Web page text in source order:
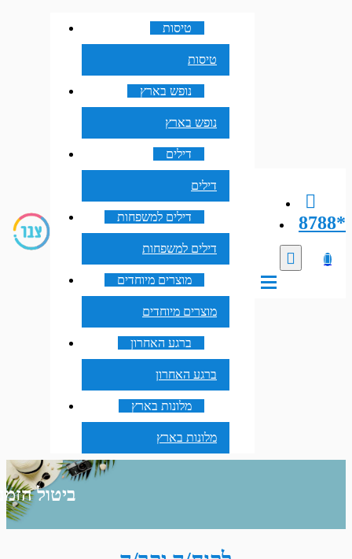
8788*
טיסות
טיסות
נופש בארץ
נופש בארץ
דילים
דילים
דילים למשפחות
דילים למשפחות
מוצרים מיוחדים
מוצרים מיוחדים
ברגע האחרון
ברגע האחרון
מלונות בארץ
מלונות בארץ
ביטול